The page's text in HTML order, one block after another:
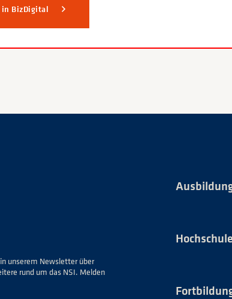
BizDigital
unserem Newsletter über
rund um das NSI. Melden
Hochschule